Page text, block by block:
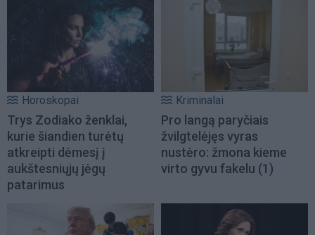
Horoskopai
Trys Zodiako ženklai,
kurie šiandien turėtų
atkreipti dėmesį į
aukštesniųjų jėgų
patarimus
Kriminalai
Pro langą paryčiais
žvilgtelėjęs vyras
nustėro: žmona kieme
virto gyvu fakelu (1)